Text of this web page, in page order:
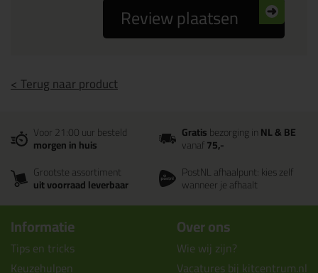
Review plaatsen
< Terug naar product
Voor 21:00 uur besteld
morgen in huis
Gratisbezorging inNL & BE
vanaf75,-
Grootste assortiment
uit voorraad leverbaar
PostNL afhaalpunt: kies zelf
wanneer je afhaalt
Informatie
Tips en tricks
Keuzehulpen
Over ons
Wie wij zijn?
Vacatures bij kitcentrum.nl